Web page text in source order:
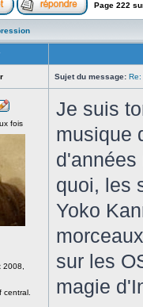
Page 222
Sujet du message: Re:
fois
2008,
central.
Je suis
musique
quoi, les
Yoko
sur les
magie